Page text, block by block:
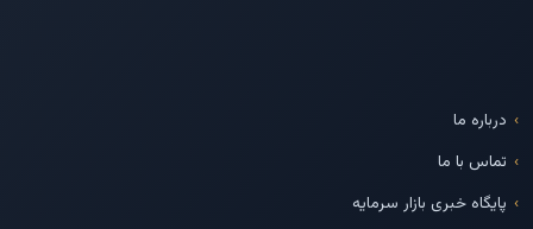
درباره ما
تماس با ما
پایگاه خبری بازار سرمایه